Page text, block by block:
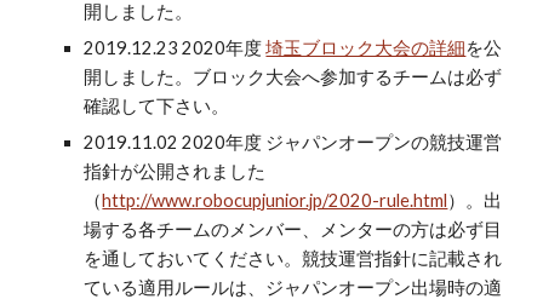
開しました。
2019.12.23 2020年度埼玉ブロック大会の詳細を公
開しました。ブロック大会へ参加するチームは必ず
確認して下さい。
2019.11.02 2020年度 ジャパンオープンの競技運営
指針が公開されました
（http://www.robocupjunior.jp/2020-rule.html）。出
場する各チームのメンバー、メンターの方は必ず目
を通しておいてください。競技運営指針に記載され
ている適用ルールは、ジャパンオープン出場時の適